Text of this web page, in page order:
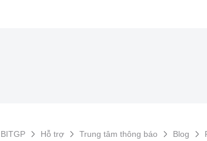
BITGP Hỗ trợ Trung tâm thông báo Blog